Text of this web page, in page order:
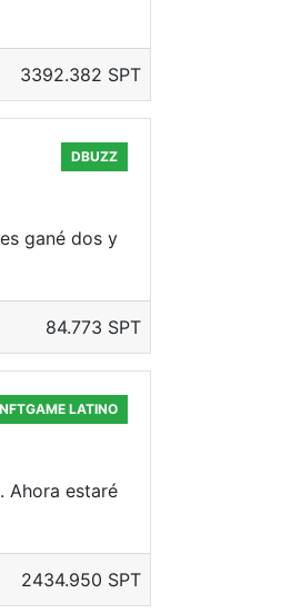
3392.382 SPT
DBUZZ
gané dos y
84.773 SPT
LATINO
Ahora estaré
2434.950 SPT